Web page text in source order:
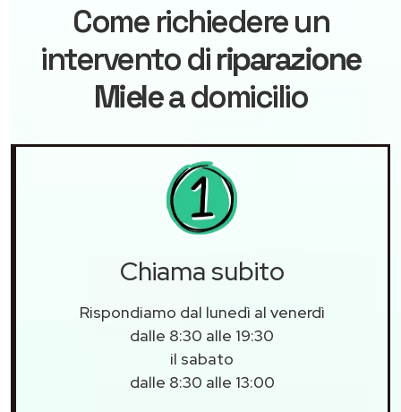
Come richiedere un
intervento diriparazione
Mielea domicilio
Chiama subito
Rispondiamo dal lunedì al venerdì
dalle 8:30 alle 19:30
il sabato
dalle 8:30 alle 13:00